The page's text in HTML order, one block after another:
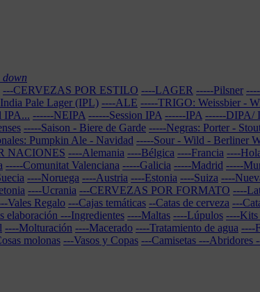
---CERVEZAS POR ESTILO ----LAGER -----Pilsner
Pale Lager (IPL) ----ALE -----TRIGO: Weissbier -
IPA... ------NEIPA ------Session IPA ------IPA ------DIPA/
-----Saison - Biere de Garde -----Negras: Porter -
Pumpkin Ale - Navidad -----Sour - Wild - Berliner
NACIONES ----Alemania ----Bélgica ----Francia ----
-----Comunitat Valenciana -----Galicia -----Madrid -----
----Noruega ----Austria ----Estonia ----Suiza ----
----Ucrania ---CERVEZAS POR FORMATO ----
Vales Regalo ---Cajas temáticas --Catas de cerveza ---
elaboración ---Ingredientes ----Maltas ----Lúpulos ----Kits
----Molturación ----Macerado ----Tratamiento de agua ----
molonas ---Vasos y Copas ---Camisetas ---Abridores